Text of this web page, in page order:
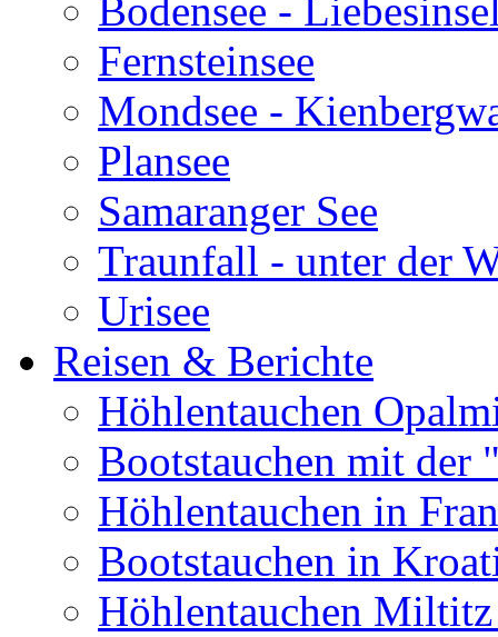
Bodensee -
Fernsteinsee
Mondsee -
Plansee
Samaranger See
Traunfall - unter der
Urisee
Reisen & Berichte
Höhlentauchen
Bootstauchen mit
Höhlentauchen in
Bootstauchen in
Höhlentauchen